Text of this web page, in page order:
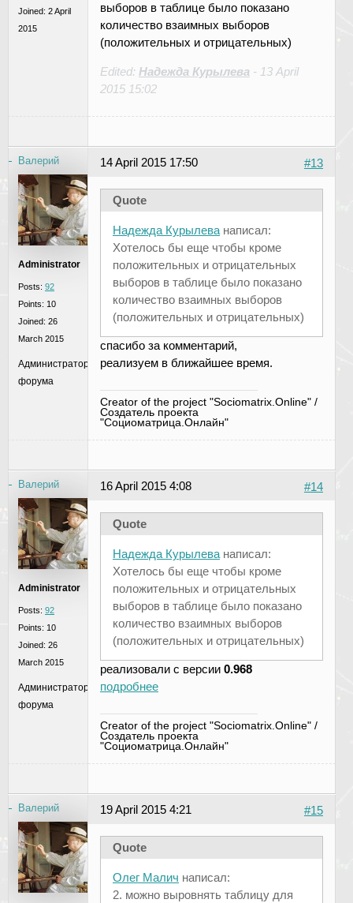
Joined: 2 April
2015
выборов в таблице было показано
количество взаимных выборов
(положительных и отрицательных)
Edited: Надежда Курылева - 13 April
2015 15:02
Валерий
Administrator
Posts: 92
Points: 10
Joined: 26
March 2015
Администратор
форума
#13
14 April 2015 17:50
Quote
Надежда Курылева написал:
Хотелось бы еще чтобы кроме
положительных и отрицательных
выборов в таблице было показано
количество взаимных выборов
(положительных и отрицательных)
спасибо за комментарий,
реализуем в ближайшее время.
Creator of the project "Sociomatrix.Online" /
Создатель проекта
"Социоматрица.Онлайн"
Валерий
Administrator
Posts: 92
Points: 10
Joined: 26
March 2015
Администратор
форума
#14
16 April 2015 4:08
Quote
Надежда Курылева написал:
Хотелось бы еще чтобы кроме
положительных и отрицательных
выборов в таблице было показано
количество взаимных выборов
(положительных и отрицательных)
реализовали с версии 0.968
подробнее
Creator of the project "Sociomatrix.Online" /
Создатель проекта
"Социоматрица.Онлайн"
Валерий #15
19 April 2015 4:21
Quote
Олег Малич написал:
2. можно выровнять таблицу для